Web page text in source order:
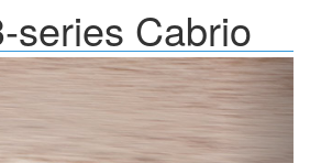
series Cabrio